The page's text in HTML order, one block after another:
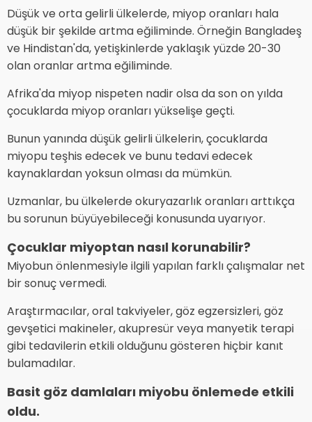
Düşük ve orta gelirli ülkelerde, miyop oranları hala
düşük bir şekilde artma eğiliminde. Örneğin Bangladeş
ve Hindistan'da, yetişkinlerde yaklaşık yüzde 20-30
olan oranlar artma eğiliminde.
Afrika'da miyop nispeten nadir olsa da son on yılda
çocuklarda miyop oranları yükselişe geçti.
Bunun yanında düşük gelirli ülkelerin, çocuklarda
miyopu teşhis edecek ve bunu tedavi edecek
kaynaklardan yoksun olması da mümkün.
Uzmanlar, bu ülkelerde okuryazarlık oranları arttıkça
bu sorunun büyüyebileceği konusunda uyarıyor.
Çocuklar miyoptan nasıl korunabilir?
Miyobun önlenmesiyle ilgili yapılan farklı çalışmalar net
bir sonuç vermedi.
Araştırmacılar, oral takviyeler, göz egzersizleri, göz
gevşetici makineler, akupresür veya manyetik terapi
gibi tedavilerin etkili olduğunu gösteren hiçbir kanıt
bulamadılar.
Basit göz damlaları miyobu önlemede etkili
oldu.